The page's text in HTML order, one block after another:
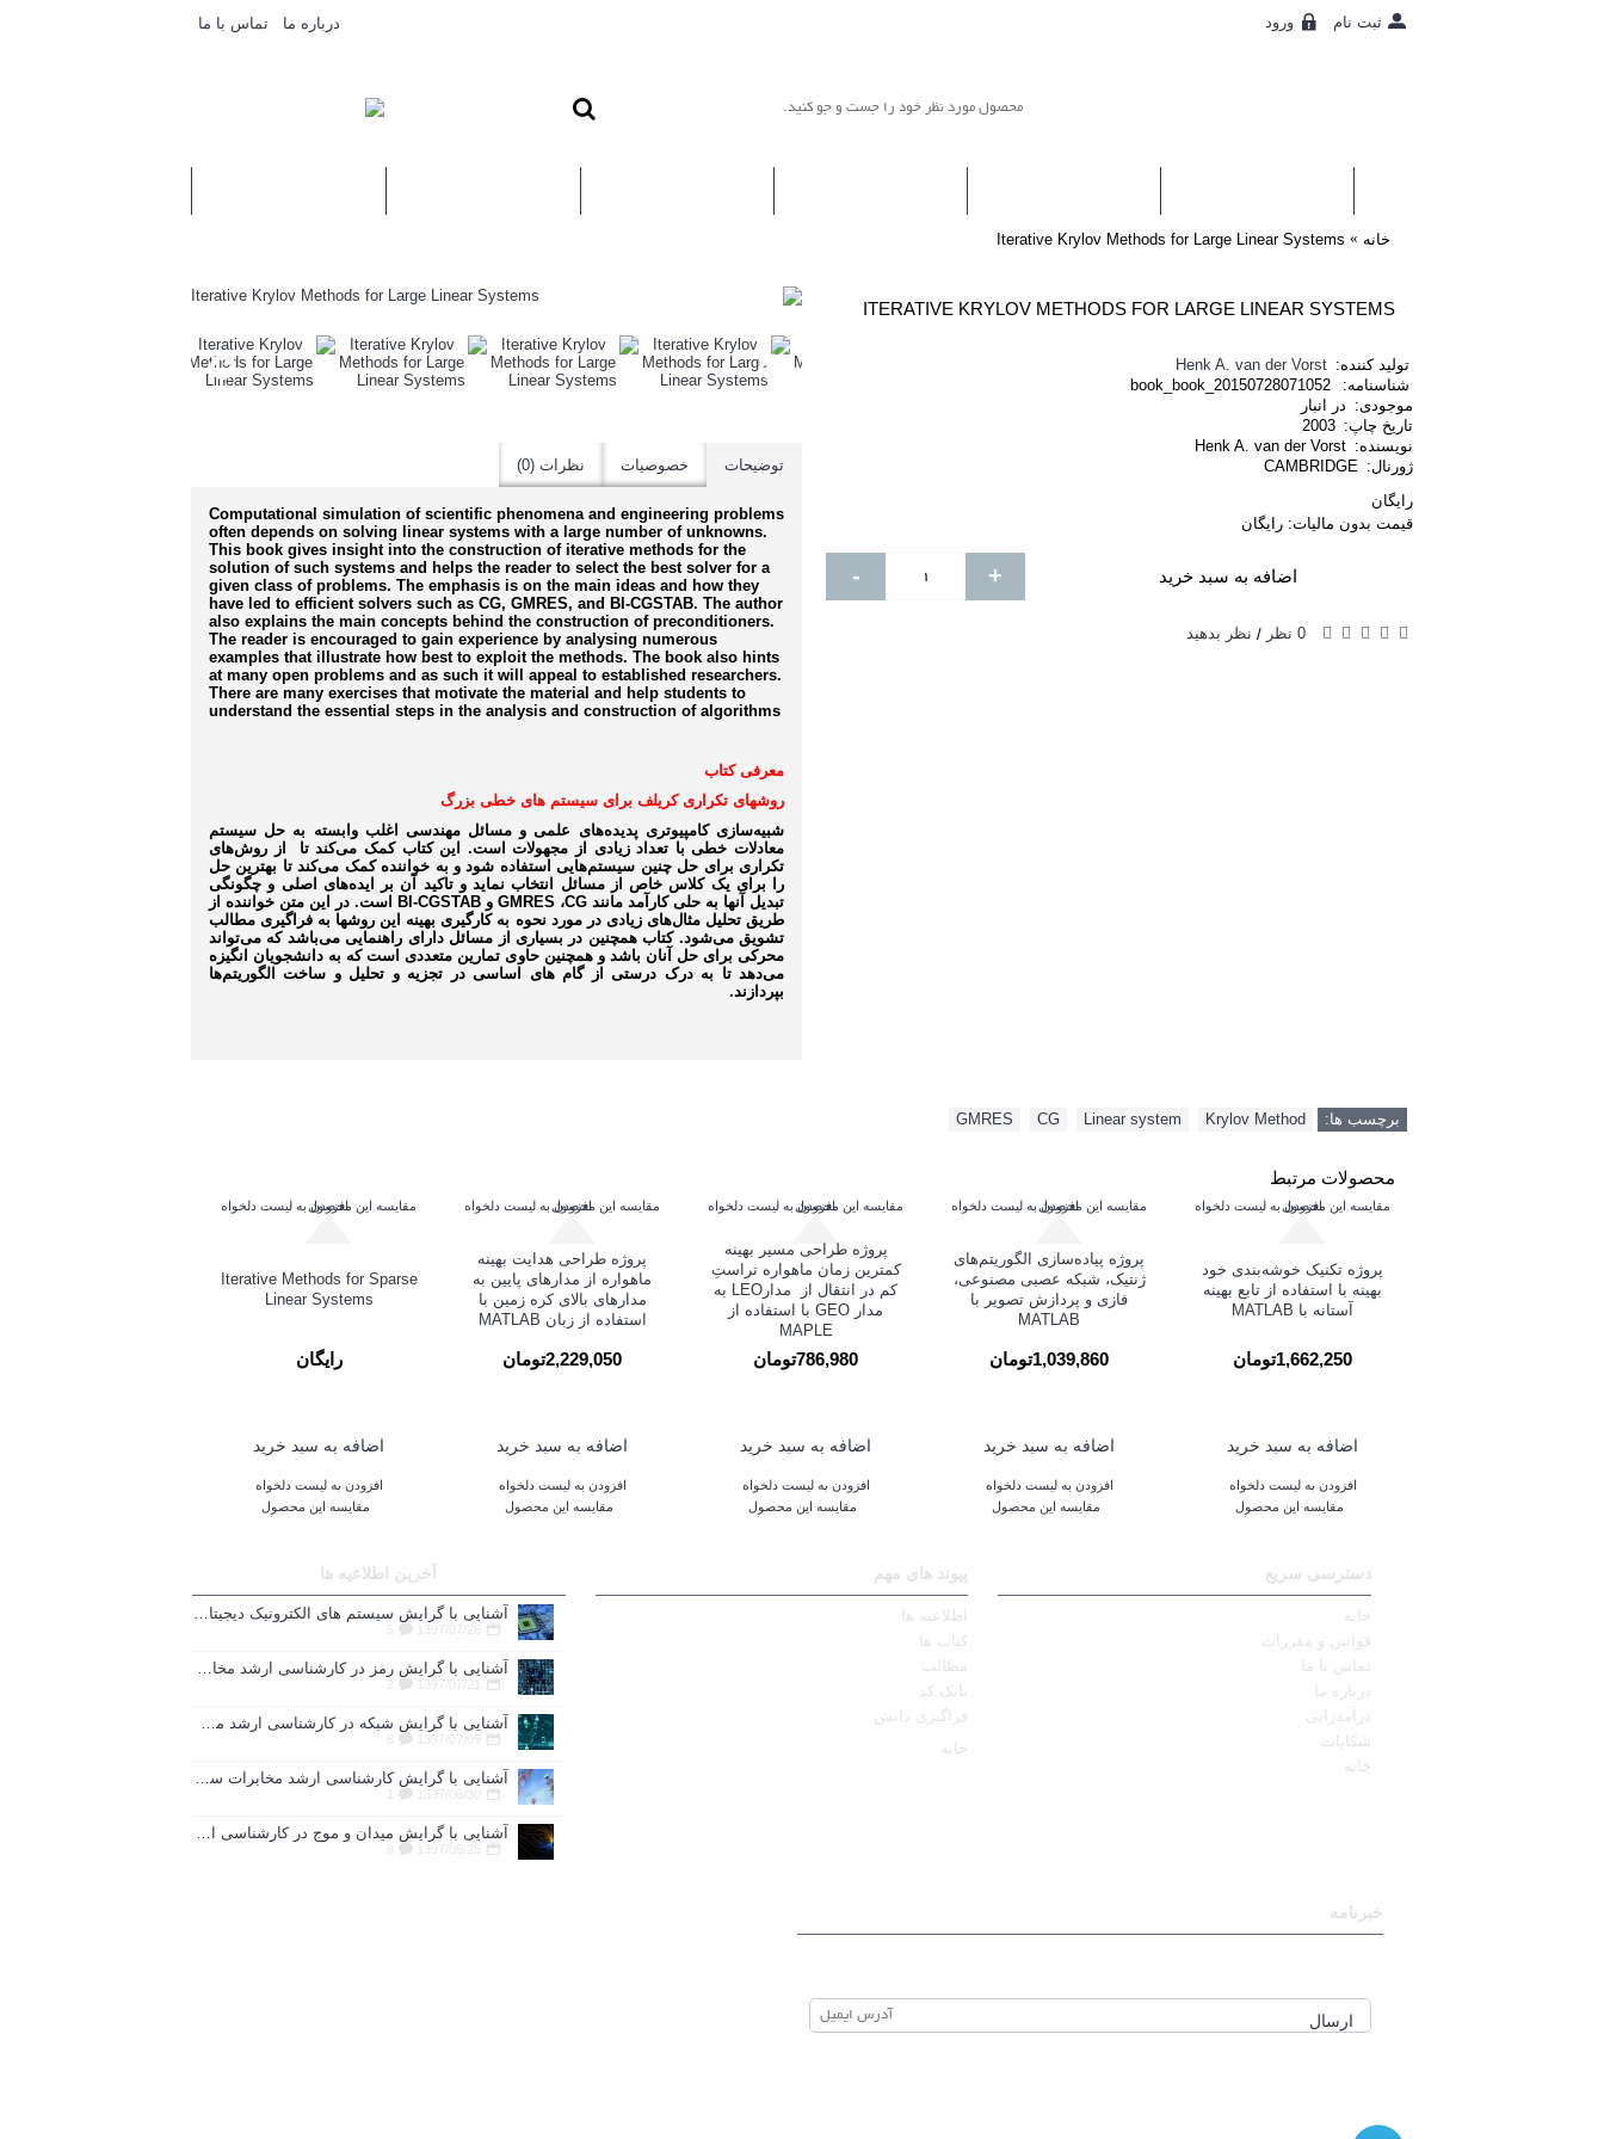
تماس با ما درباره ما ورود ثبت نام
خانه Iterative Krylov Methods for Large Linear Systems
توضیحات خصوصیات نظرات (0)
Computational simulation of scientific phenomena and engineering problems
often depends on solving linear systems with a large number of unknowns.
This book gives insight into the construction of iterative methods for the
solution of such systems and helps the reader to select the best solver for a
given class of problems. The emphasis is on the main ideas and how they
have led to efficient solvers such as CG, GMRES, and BI-CGSTAB. The author
also explains the main concepts behind the construction of preconditioners.
The reader is encouraged to gain experience by analysing numerous
examples that illustrate how best to exploit the methods. The book also hints
at many open problems and as such it will appeal to established researchers.
There are many exercises that motivate the material and help students to
understand the essential steps in the analysis and construction of algorithms
معرفی کتاب
روش­های تکراری کریلف برای سیستم­ های خطی بزرگ
شبیه‌سازی کامپیوتری پدیده‌­های علمی و مسائل مهندسی اغلب وابسته به حل سیستم
معادلات خطی با تعداد زیادی از مجهولات است. این کتاب کمک می­‌کند تا از روش‌­های
تکراری برای حل چنین سیستم‌هایی استفاده شود و به خواننده کمک می‌کند تا بهترین حل
را برای یک کلاس خاص از مسائل انتخاب نماید و تاکید آن بر ایده‌های اصلی و چگونگی
تبدیل آنها به حلی کارآمد مانند CG، GMRES و BI-CGSTAB
است. در این متن خواننده از
طریق تحلیل مثال­‌های زیادی در مورد نحوه به­ کارگیری بهینه این روش­ها به فراگیری مطالب
تشویق می‌‌شود. کتاب همچنین در بسیاری از مسائل دارای راهنمایی می­‌باشد که می­‌تواند
محرکی برای حل آنان باشد و همچنین حاوی تمارین متعددی است که به دانشجویان انگیزه
می‌­دهد تا به درک درستی از گام های اساسی در تجزیه و تحلیل و ساخت الگوریتم‌ها
بپردازند.
ITERATIVE KRYLOV METHODS FOR LARGE LINEAR SYSTEMS
تولید کننده: Henk A. van der Vorst
شناسنامه:
book_book_20150728071052
موجودی: در انبار
تاریخ چاپ: 2003
نویسنده: Henk A. van der Vorst
ژورنال: CAMBRIDGE
رایگان
قیمت بدون مالیات: رایگان
- + اضافه به سبد خرید
0 نظر / نظر بدهید
برچسب ها: Krylov Method
Linear system
CG
GMRES
محصولات مرتبط
افزودن به لیست دلخواهمقایسه این محصول
پروژه تکنیک خوشه‌بندی خود
بهینه با استفاده از تابع بهینه
آستانه با MATLAB
1,662,250تومان
اضافه به سبد خرید
افزودن به لیست دلخواه
مقایسه این محصول
افزودن به لیست دلخواهمقایسه این محصول
پروژه پیاده‌سازی الگوریتم‌های
ژنتیک، شبکه عصبی مصنوعی،
فازی و پردازش تصویر با
MATLAB
1,039,860تومان
اضافه به سبد خرید
افزودن به لیست دلخواه
مقایسه این محصول
افزودن به لیست دلخواهمقایسه این محصول
پروژه طراحی مسير بهينه
کمترين زمان ماهواره تراستِ
کم در انتقال از ‫ مدارLEO به
مدار GEO ‬با استفاده از
MAPLE
786,980تومان
اضافه به سبد خرید
افزودن به لیست دلخواه
مقایسه این محصول
افزودن به لیست دلخواهمقایسه این محصول
پروژه طراحی هدايت بهينه
ماهواره از مدارهای پايين به
مدارهای بالای کره زمين ‬با
استفاده از زبان MATLAB
2,229,050تومان
اضافه به سبد خرید
افزودن به لیست دلخواه
مقایسه این محصول
افزودن به لیست دلخواهمقایسه این محصول
Iterative Methods for Sparse
Linear Systems
رایگان
اضافه به سبد خرید
افزودن به لیست دلخواه
مقایسه این محصول
دسترسی سریع
خانه
قوانین و مقررات
تماس با ما
درباره ما
درآمدزایی
شکایات
خانه
پیوند های مهم
اطلاعیه ها
کتاب ها
مطالب
بانک کد
فراگیری دانش
خانه
آخرین اطلاعیه ها
آشنایی با گرایش سیستم های الکترونیک دیجیتال در کارشناسی ارشد رشته مهندسی برق
1397/07/26
5
آشنایی با گرایش رمز در کارشناسی ارشد مخابرات
1397/07/21
آشنایی با گرایش شبکه در کارشناسی ارشد مخابرات
1397/07/09
آشنایی با گرایش کارشناسی ارشد مخابرات سیستم
1397/06/30
آشنایی با گرایش میدان و موج در کارشناسی ارشد رشته مهندسی برق
1397/06/25
خبرنامه
ارسال